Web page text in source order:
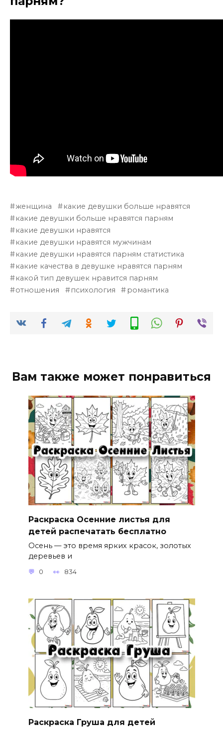
женщина
какие девушки больше нравятся
какие девушки больше нравятся парням
какие девушки нравятся
какие девушки нравятся мужчинам
какие девушки нравятся парням статистика
какие качества в девушке нравятся парням
какой тип девушек нравится парням
отношения
психология романтика
Вам также может понравиться
Раскраска Осенние листья для
детей распечатать бесплатно
Осень — это время ярких красок, золотых
деревьев и
0 834
Раскраска Груша для детей